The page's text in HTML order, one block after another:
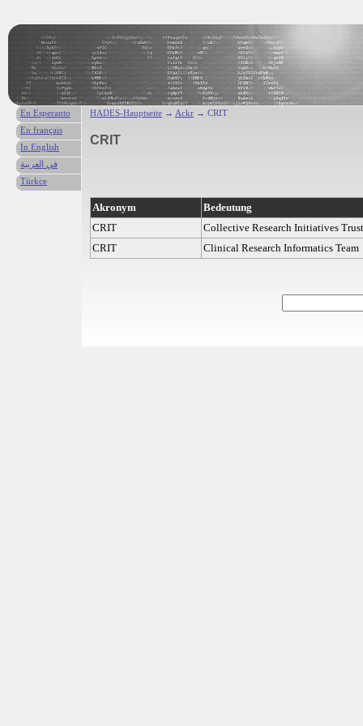
HADES-Hauptseite → Ackr → CRIT
CRIT
Akronym
Bedeutung
CRIT
Collective Research Initiatives Trust
CRIT
Clinical Research Informatics Team
En Esperanto
En français
In English
في العربية
Türkce